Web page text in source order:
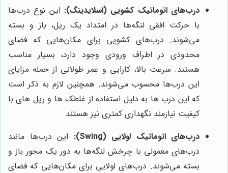
درب‌های اتوماتیک کشویی (اسلایدینگ): این نوع درب‌ها
با حرکت افقی لنگه‌ها در امتداد یک ریل، باز و بسته
می‌شوند. درب‌های کشویی برای مکان‌هایی که فضای
محدودی در اطراف ورودی وجود دارد، بسیار مناسب
هستند. سرعت بالا، کارایی و عمر طولانی از جمله مزایای
این درب‌ها محسوب می‌شوند. همچنین لازم به ذکر است
که این درب ها به دلیل استفاده از غلطک ها و ریل های با
کیفیت نیازمند نگهداری کمتری نیز هستند
درب‌های اتوماتیک لولایی (Swing):
این درب‌ها مانند
درب‌های معمولی با چرخش لنگه‌ها به دور یک محور باز و
بسته می‌شوند. درب‌های لولایی برای مکان‌هایی که فضای